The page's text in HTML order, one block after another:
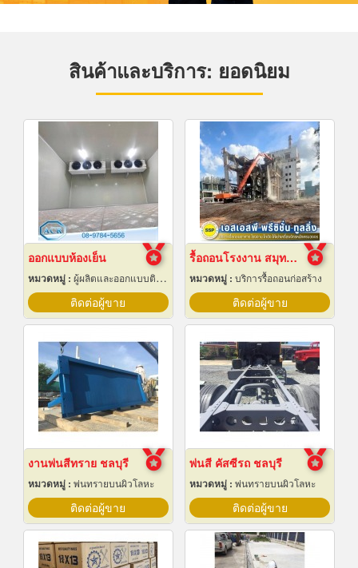
สินค้าและบริการ: ยอดนิยม
ออกแบบห้องเย็น
หมวดหมู่ : ผู้ผลิตและออกแบบติดตั้งห้องเย็น
ติดต่อผู้ขาย
รื้อถอนโรงงาน สมุทรปราการ
หมวดหมู่ : บริการรื้อถอนก่อสร้าง
ติดต่อผู้ขาย
งานพ่นสีทราย ชลบุรี
หมวดหมู่ : พ่นทรายบนผิวโลหะ
ติดต่อผู้ขาย
พ่นสี คัสซีรถ ชลบุรี
หมวดหมู่ : พ่นทรายบนผิวโลหะ
ติดต่อผู้ขาย